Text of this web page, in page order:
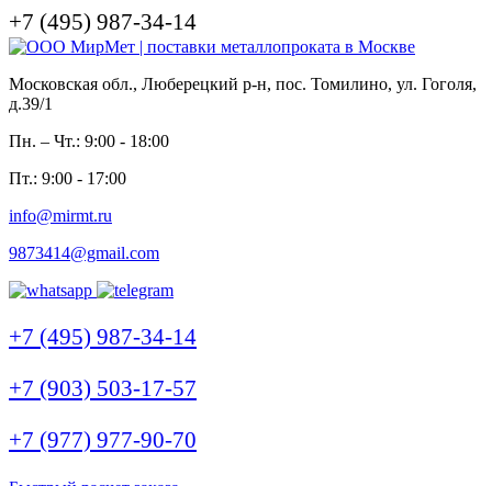
+7 (495) 987-34-14
Московская обл., Люберецкий р-н, пос. Томилино, ул. Гоголя,
д.39/1
Пн. – Чт.: 9:00 - 18:00
Пт.: 9:00 - 17:00
info@mirmt.ru
9873414@gmail.com
+7 (495) 987-34-14
+7 (903) 503-17-57
+7 (977) 977-90-70